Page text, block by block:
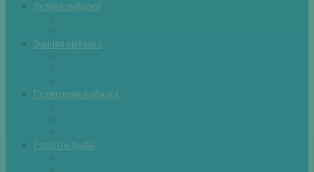
Летняя рыбалка
Зимняя рыбалка
Подводная рыбалка
Рецепты рыбы